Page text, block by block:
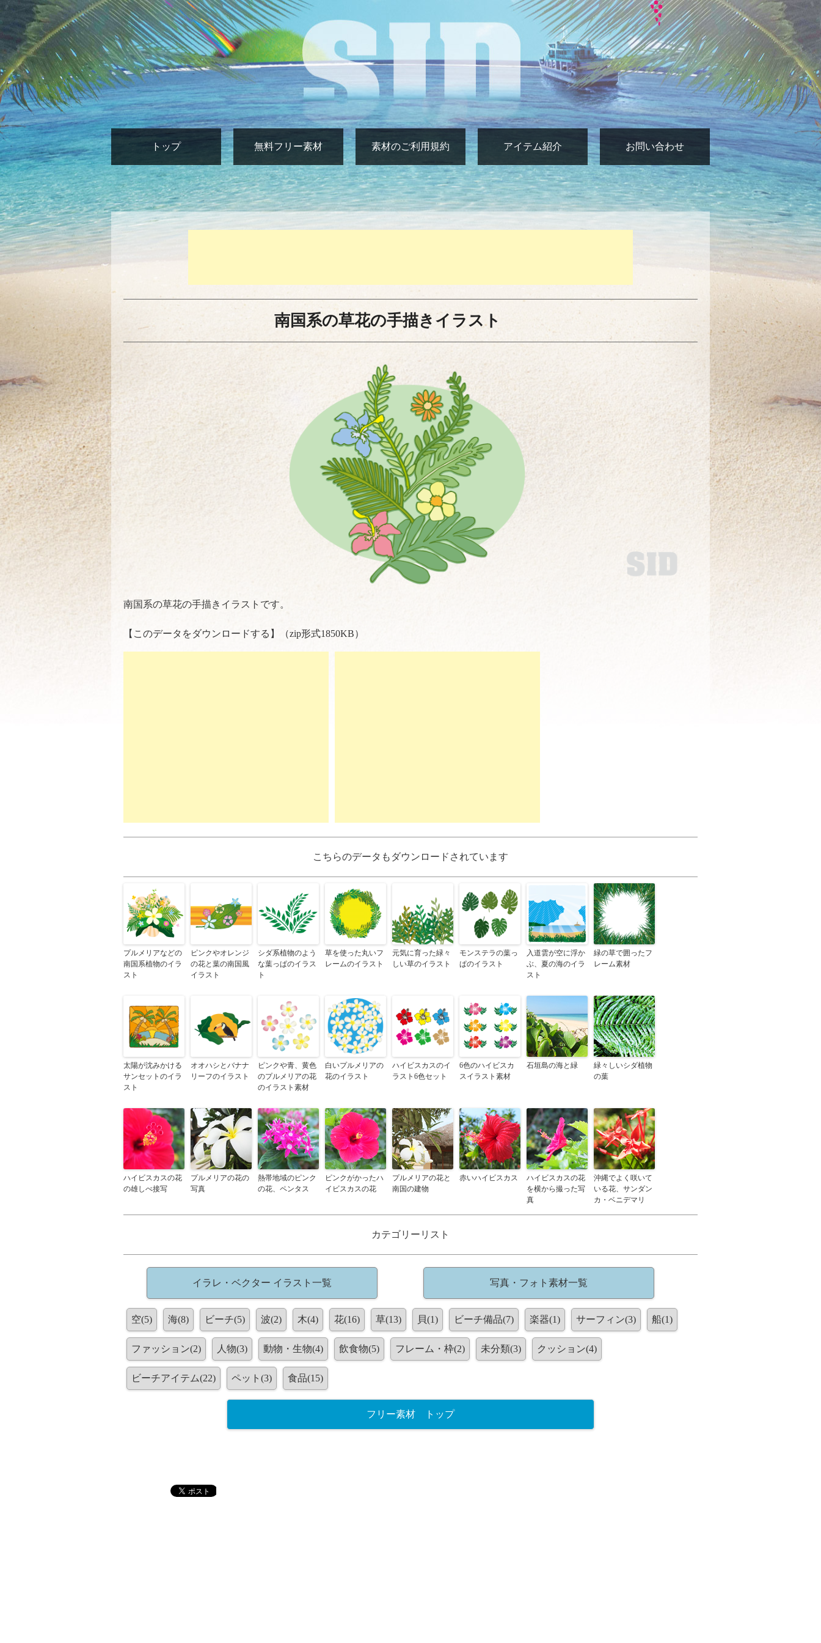
トップ 無料フリー素材 素材のご利用規約 アイテム紹介 お問い合わせ
南国系の草花の手描きイラスト
南国系の草花の手描きイラストです。
【このデータをダウンロードする】（zip形式1850KB）
こちらのデータもダウンロードされています
プルメリアなどの
南国系植物のイラ
スト
ピンクやオレンジ
の花と葉の南国風
イラスト
シダ系植物のよう
な葉っぱのイラス
ト
草を使った丸いフ
レームのイラスト
元気に育った緑々
しい草のイラスト
モンステラの葉っ
ぱのイラスト
入道雲が空に浮か
ぶ、夏の海のイラ
スト
緑の草で囲ったフ
レーム素材
太陽が沈みかける
サンセットのイラ
スト
オオハシとバナナ
リーフのイラスト
ピンクや青、黄色
のプルメリアの花
のイラスト素材
白いプルメリアの
花のイラスト
ハイビスカスのイ
ラスト6色セット
6色のハイビスカ
スイラスト素材
石垣島の海と緑
緑々しいシダ植物
の葉
ハイビスカスの花
の雄しべ接写
プルメリアの花の
写真
熱帯地域のピンク
の花、ペンタス
ピンクがかったハ
イビスカスの花
プルメリアの花と
南国の建物
赤いハイビスカス
ハイビスカスの花
を横から撮った写
真
沖縄でよく咲いて
いる花、サンダン
カ・ベニデマリ
カテゴリーリスト
イラレ・ベクター イラスト一覧 写真・フォト素材一覧
空(5) 海(8) ビーチ(5) 波(2) 木(4) 花(16) 草(13) 貝(1) ビーチ備品(7) 楽器(1) サーフィン(3) 船(1)
ファッション(2) 人物(3) 動物・生物(4) 飲食物(5) フレーム・枠(2) 未分類(3) クッション(4)
ビーチアイテム(22) ペット(3) 食品(15)
フリー素材 トップ